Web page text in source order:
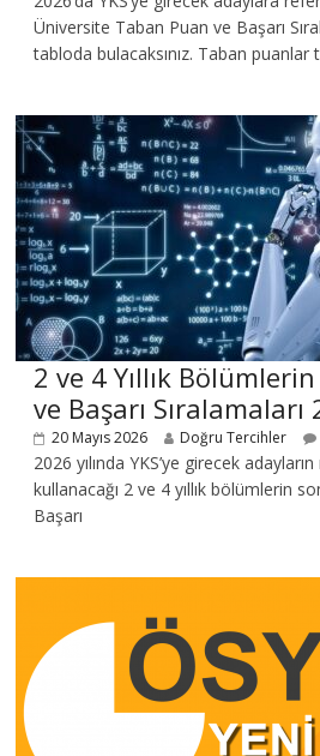
Üniversite Taban Puan ve Başarı
tabloda bulacaksınız. Taban puanlar
2 ve 4 Yıllık
ve Başarı Sıralamaları
20 Mayıs 2026 Doğru Tercihler
2026 yılında YKS’ye girecek
kullanacağı 2 ve 4 yıllık bölümlerin
Başarı